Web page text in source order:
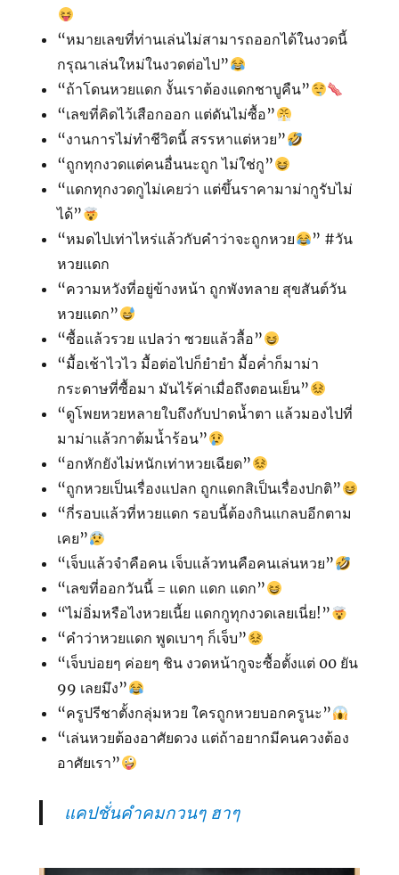
“หมายเลขที่ท่านเล่นไม่สามารถออกได้ในงวดนี้
กรุณาเล่นใหม่ในงวดต่อไป”
“ถ้าโดนหวยแดก งั้นเราต้องแดกชาบูคืน”
“เลขที่คิดไว้เสือกออก แต่ดันไม่ซื้อ”
“งานการไม่ทำชีวิตนี้ สรรหาแต่หวย”
“ถูกทุกงวดแต่คนอื่นนะถูก ไม่ใช่กู”
“แดกทุกงวดกูไม่เคยว่า แต่ขึ้นราคามาม่ากูรับไม่
ได้”
“หมดไปเท่าไหร่แล้วกับคำว่าจะถูกหวย
” #วัน
หวยแดก
“ความหวังที่อยู่ข้างหน้า ถูกพังทลาย สุขสันต์วัน
หวยแดก”
“ซื้อแล้วรวย แปลว่า ซวยแล้วลื้อ”
“มื้อเช้าไวไว มื้อต่อไปก็ยำยำ มื้อค่ำก็มาม่า
กระดาษที่ซื้อมา มันไร้ค่าเมื่อถึงตอนเย็น”
“ดูโพยหวยหลายใบถึงกับปาดน้ำตา แล้วมองไปที่
มาม่าแล้วกาต้มน้ำร้อน”
“อกหักยังไม่หนักเท่าหวยเฉียด”
“ถูกหวยเป็นเรื่องแปลก ถูกแดกสิเป็นเรื่องปกติ”
“กี่รอบแล้วที่หวยแดก รอบนี้ต้องกินแกลบอีกตาม
เคย”
“เจ็บแล้วจำคือคน เจ็บแล้วทนคือคนเล่นหวย”
“เลขที่ออกวันนี้ = แดก แดก แดก”
“ไม่อิ่มหรือไงหวยเนี้ย แดกกูทุกงวดเลยเนี่ย!”
“คำว่าหวยแดก พูดเบาๆ ก็เจ็บ”
“เจ็บบ่อยๆ ค่อยๆ ชิน งวดหน้ากูจะซื้อตั้งแต่ 00 ยัน
99 เลยมึง”
“ครูปรีชาตั้งกลุ่มหวย ใครถูกหวยบอกครูนะ”
“เล่นหวยต้องอาศัยดวง แต่ถ้าอยากมีคนควงต้อง
อาศัยเรา”
แคปชั่นคำคมกวนๆ ฮาๆ